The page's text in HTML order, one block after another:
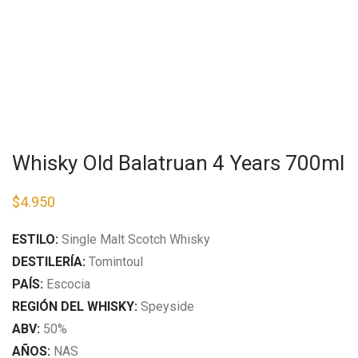
Whisky Old Balatruan 4 Years 700ml
$4.950
ESTILO: Single Malt Scotch Whisky
DESTILERÍA: Tomintoul
PAÍS: Escocia
REGIÓN DEL WHISKY:​ Speyside
ABV: ​ 50%
AÑOS:​ NAS